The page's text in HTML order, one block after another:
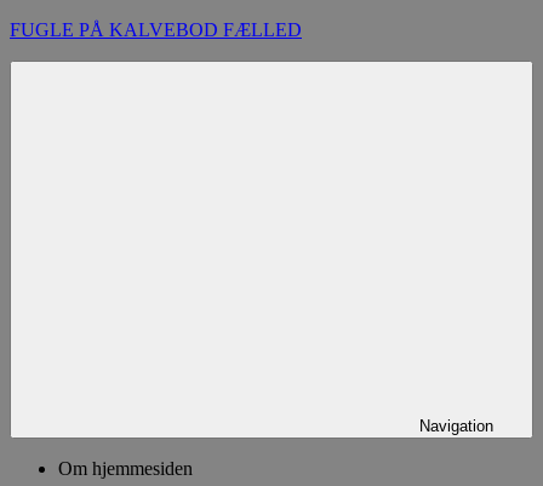
Skip
FUGLE PÅ KALVEBOD FÆLLED
Navigation
Om hjemmesiden